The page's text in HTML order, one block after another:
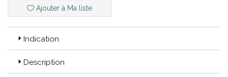
Ajouter à Ma liste
Indication
Description